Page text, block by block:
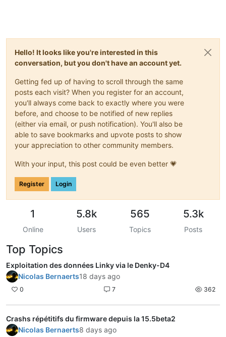
Hello! It looks like you're interested in this
conversation, but you don't have an account yet.
Getting fed up of having to scroll through the same
posts each visit? When you register for an account,
you'll always come back to exactly where you were
before, and choose to be notified of new replies
(either via email, or push notification). You'll also be
able to save bookmarks and upvote posts to show
your appreciation to other community members.
With your input, this post could be even better 💗
Register Login
1
Online
5.8k
Users
565
Topics
5.3k
Posts
Top Topics
Exploitation des données Linky via le Denky-D4
Nicolas Bernaerts18 days ago
0 7 362
Crashs répétitifs du firmware depuis la 15.5beta2
Nicolas Bernaerts8 days ago